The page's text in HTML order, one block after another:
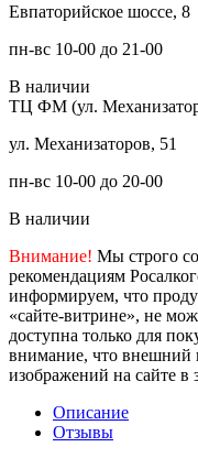
Евпаторийское шоссе, 8
пн-вс 10-00 до 21-00
В наличии
ТЦ ФМ (ул.
ул. Механизаторов, 51
пн-вс 10-00 до 20-00
В наличии
Внимание! Мы строго
рекомендациям
информируем, что
«сайте-витрине», не
доступна только для
внимание, что внешний
изображений на сайте в
Описание
Отзывы